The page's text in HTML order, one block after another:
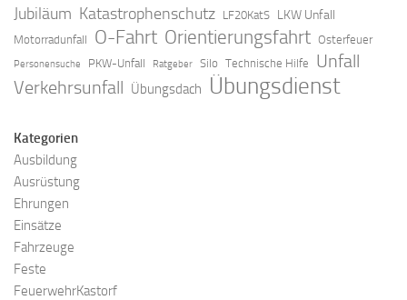
Jubiläum Katastrophenschutz LF20KatS LKW Unfall
Motorradunfall O-Fahrt Orientierungsfahrt Osterfeuer
Personensuche PKW-Unfall Ratgeber Silo Technische Hilfe Unfall
Verkehrsunfall Übungsdach Übungsdienst
Kategorien
Ausbildung
Ausrüstung
Ehrungen
Einsätze
Fahrzeuge
Feste
FeuerwehrKastorf